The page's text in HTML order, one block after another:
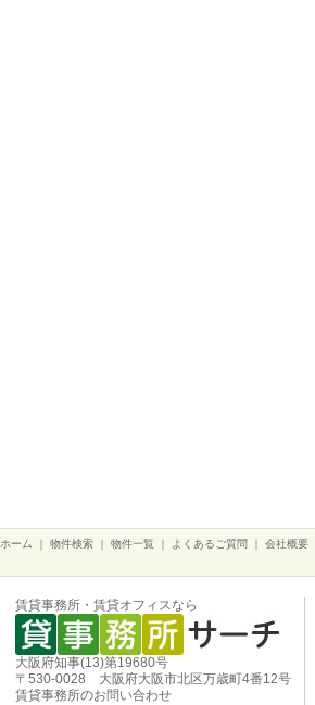
ホーム 物件検索 物件一覧 よくあるご質問 会社概要
賃貸事務所・賃貸オフィスなら
大阪府知事(13)第19680号
〒530-0028 大阪府大阪市北区万歳町4番12号
賃貸事務所のお問い合わせ